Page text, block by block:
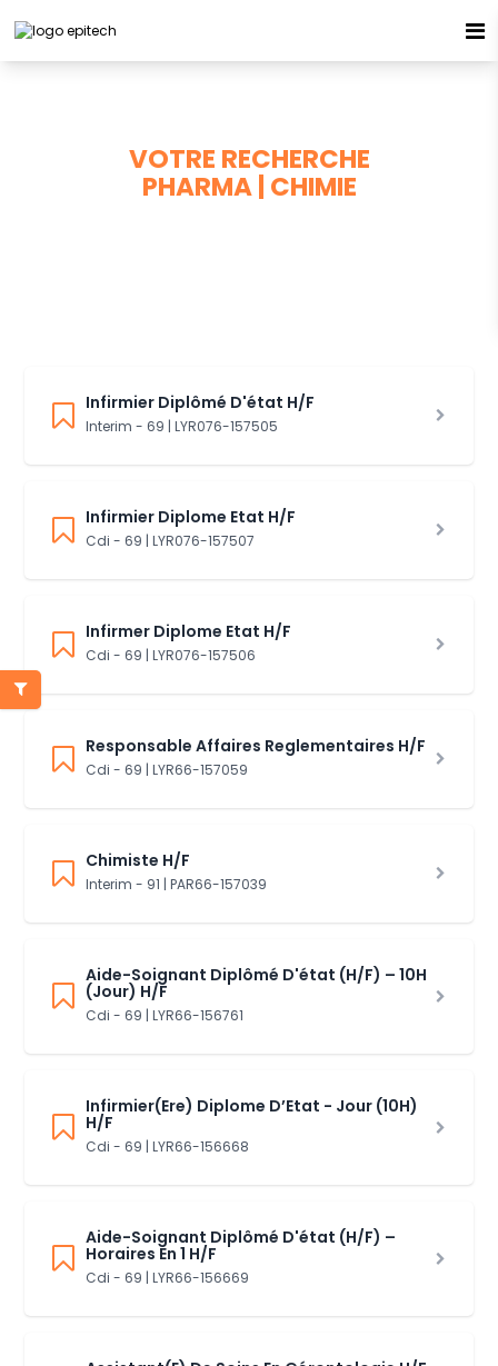
VOTRE RECHERCHE
PHARMA | CHIMIE
Infirmier Diplômé D'état H/F
Interim - 69 | LYR076-157505
Infirmier Diplome Etat H/F
Cdi - 69 | LYR076-157507
Infirmer Diplome Etat H/F
Cdi - 69 | LYR076-157506
Responsable Affaires Reglementaires H/F
Cdi - 69 | LYR66-157059
Chimiste H/F
Interim - 91 | PAR66-157039
Aide-Soignant Diplômé D'état (H/F) – 10H
(Jour) H/F
Cdi - 69 | LYR66-156761
Infirmier(Ere) Diplome D’Etat - Jour (10H)
H/F
Cdi - 69 | LYR66-156668
Aide-Soignant Diplômé D'état (H/F) –
Horaires En 1 H/F
Cdi - 69 | LYR66-156669